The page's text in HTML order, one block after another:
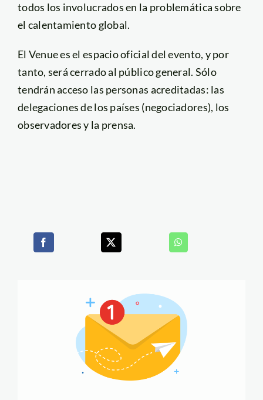
todos los involucrados en la problemática sobre
el calentamiento global.
El Venue es el espacio oficial del evento, y por
tanto, será cerrado al público general. Sólo
tendrán acceso las personas acreditadas: las
delegaciones de los países (negociadores), los
observadores y la prensa.